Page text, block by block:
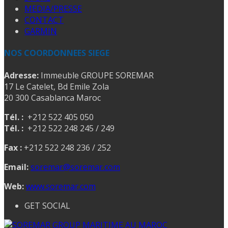
MEDIA/PRESSE
CONTACT
GARMIN
NOS COORDONNEES SIEGE
Adresse: Immeuble GROUPE SOREMAR
17 Le Catelet, Bd Emile Zola
20 300 Casablanca Maroc
Tél. : +212 522 405 050
Tél. : +212 522 248 245 / 249
Fax : +212 522 248 236 / 252
Email:soremar@soremar.com
Web:www.soremar.com
GET SOCIAL